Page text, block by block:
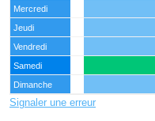
Mercredi
Jeudi
Vendredi
Samedi
Dimanche
Signaler une erreur